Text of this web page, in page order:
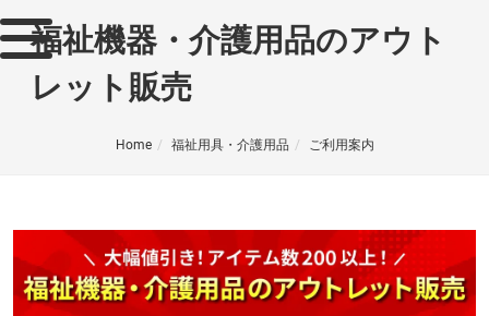
福祉機器・介護用品のアウト
レット販売
Home 福祉用具・介護用品 ご利用案内